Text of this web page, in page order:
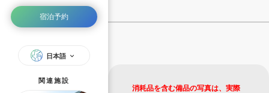
宿泊予約
日本語
関連施設
消耗品を含む備品の写真は、実際